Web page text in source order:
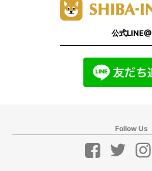
公式LINE@
Follow Us